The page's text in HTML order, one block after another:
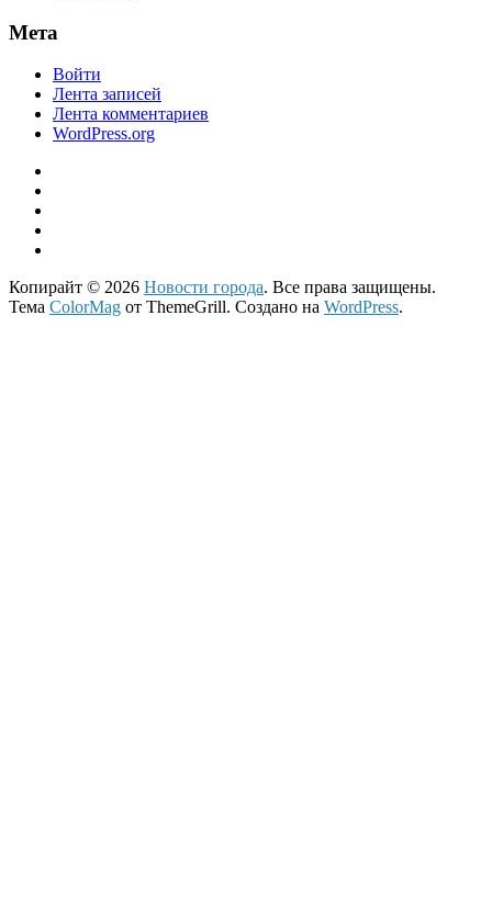
Мета
Войти
Лента записей
Лента комментариев
WordPress.org
Копирайт © 2026 Новости города. Все права защищены.
Тема ColorMag от ThemeGrill. Создано на WordPress.